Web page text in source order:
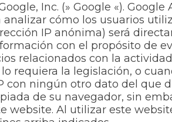
Inc. (» Google «). Google
cómo los usuarios
IP anónima) será
con el propósito de
relacionados con la
requiera la legislación, o
con ningún otro dato del que
de su navegador, sin
website. Al utilizar este